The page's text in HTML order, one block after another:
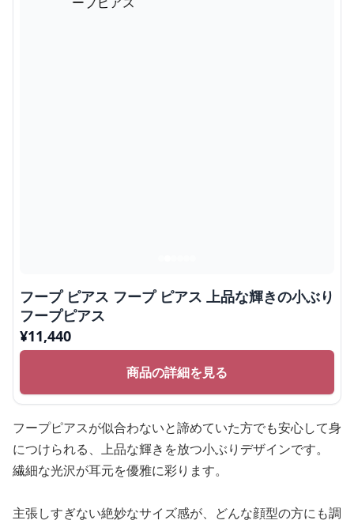
フープ ピアス フープ ピアス 上品な輝きの小ぶり
フープピアス
¥11,440
商品の詳細を見る
フープピアスが似合わないと諦めていた方でも安心して身
につけられる、上品な輝きを放つ小ぶりデザインです。
繊細な光沢が耳元を優雅に彩ります。
主張しすぎない絶妙なサイズ感が、どんな顔型の方にも調